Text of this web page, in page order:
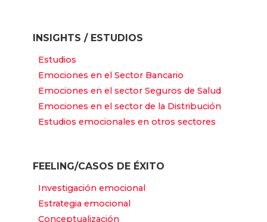
INSIGHTS / ESTUDIOS
Estudios
Emociones en el Sector Bancario
Emociones en el sector Seguros de Salud
Emociones en el sector de la Distribución
Estudios emocionales en otros sectores
FEELING/CASOS DE ÉXITO
Investigación emocional
Estrategia emocional
Conceptualización